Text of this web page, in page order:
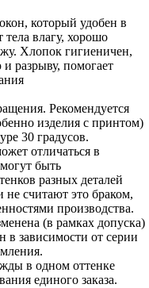
который удобен в
влагу, хорошо
Хлопок гигиеничен,
разрыву, помогает
Рекомендуется
изделия с принтом)
30 градусов.
отличаться в
быть
разных деталей
не считают это браком,
производства.
(в рамках допуска)
в зависимости от серии
в одном оттенке
единого заказа.